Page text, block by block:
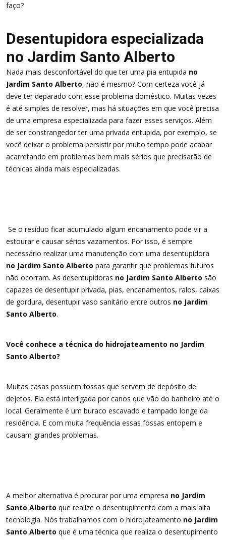
faço?
Desentupidora especializada
no Jardim Santo Alberto
Nada mais desconfortável do que ter uma pia entupida no
Jardim Santo Alberto, não é mesmo? Com certeza você já
deve ter deparado com esse problema doméstico. Muitas vezes
é até simples de resolver, mas há situações em que você precisa
de uma empresa especializada para fazer esses serviços. Além
de ser constrangedor ter uma privada entupida, por exemplo, se
você deixar o problema persistir por muito tempo pode acabar
acarretando em problemas bem mais sérios que precisarão de
técnicas ainda mais especializadas.
Se o resíduo ficar acumulado algum encanamento pode vir a
estourar e causar sérios vazamentos. Por isso, é sempre
necessário realizar uma manutenção com uma desentupidora
no Jardim Santo Alberto para garantir que problemas futuros
não ocorram. As desentupidoras no Jardim Santo Alberto são
capazes de desentupir privada, pias, encanamentos, ralos, caixas
de gordura, desentupir vaso sanitário entre outros no Jardim
Santo Alberto.
Você conhece a técnica do hidrojateamento no Jardim
Santo Alberto?
Muitas casas possuem fossas que servem de depósito de
dejetos. Ela está interligada por canos que vão do banheiro até o
local. Geralmente é um buraco escavado e tampado longe da
residência. E com muita frequência essas fossas entopem e
causam grandes problemas.
A melhor alternativa é procurar por uma empresa no Jardim
Santo Alberto que realize o desentupimento com a mais alta
tecnologia. Nós trabalhamos com o hidrojateamento no Jardim
Santo Alberto que é uma técnica que realiza o desentupimento